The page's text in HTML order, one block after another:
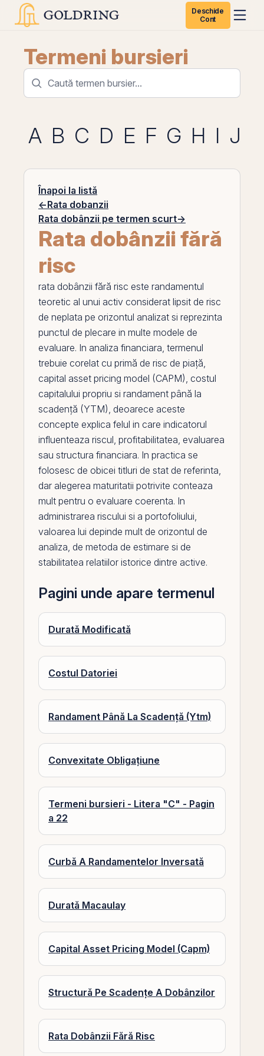
Deschide
Cont
Termeni bursieri
A B C D E F G H I J
Înapoi la listă
←Rata dobanzii
Rata dobânzii pe termen scurt→
Rata dobânzii fără
risc
rata dobânzii fără risc este randamentul
teoretic al unui activ considerat lipsit de risc
de neplata pe orizontul analizat si reprezinta
punctul de plecare in multe modele de
evaluare. In analiza financiara, termenul
trebuie corelat cu primă de risc de piață,
capital asset pricing model (CAPM), costul
capitalului propriu si randament până la
scadență (YTM), deoarece aceste
concepte explica felul in care indicatorul
influenteaza riscul, profitabilitatea, evaluarea
sau structura financiara. In practica se
folosesc de obicei titluri de stat de referinta,
dar alegerea maturitatii potrivite conteaza
mult pentru o evaluare coerenta. In
administrarea riscului si a portofoliului,
valoarea lui depinde mult de orizontul de
analiza, de metoda de estimare si de
stabilitatea relatiilor istorice dintre active.
Pagini unde apare termenul
Durată Modificată
Costul Datoriei
Randament Până La Scadență (Ytm)
Convexitate Obligațiune
Termeni bursieri - Litera "C" - Pagin
a 22
Curbă A Randamentelor Inversată
Durată Macaulay
Capital Asset Pricing Model (Capm)
Structură Pe Scadențe A Dobânzilor
Rata Dobânzii Fără Risc